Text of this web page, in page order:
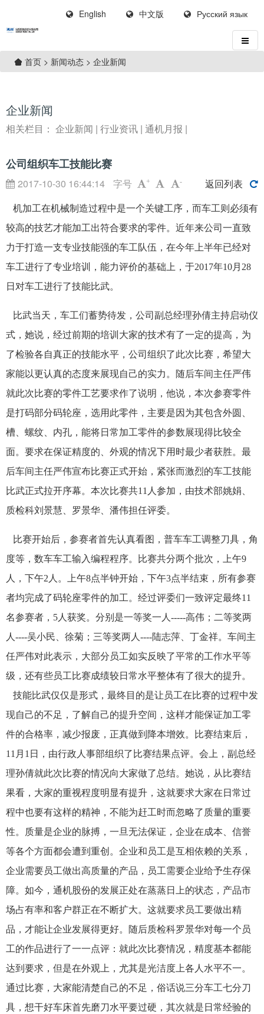
English 中文版 Русский язык
首页 > 新闻动态 > 企业新闻
企业新闻
相关栏目： 企业新闻 | 行业资讯 | 通机月报 |
公司组织车工技能比赛
2017-10-30 16:44:14 字号 + - 返回列表
机加工在机械制造过程中是一个关键工序，而车工则必须有
较高的技艺才能加工出符合要求的零件。近年来公司一直致
力于打造一支专业技能强的车工队伍，在今年上半年已经对
车工进行了专业培训，能力评价的基础上，于2017年10月28
日对车工进行了技能比武。
比武当天，车工们蓄势待发，公司副总经理孙倩主持启动仪
式，她说，经过前期的培训大家的技术有了一定的提高，为
了检验各自真正的技能水平，公司组织了此次比赛，希望大
家能以更认真的态度来展现自己的实力。随后车间主任严伟
就此次比赛的零件工艺要求作了说明，他说，本次参赛零件
是打码部分码轮座，选用此零件，主要是因为其包含外圆、
槽、螺纹、内孔，能将日常加工零件的参数展现得比较全
面。要求在保证精度的、外观的情况下用时最少者获胜。最
后车间主任严伟宣布比赛正式开始，紧张而激烈的车工技能
比武正式拉开序幕。本次比赛共11人参加，由技术部姚娟、
质检科刘景慧、罗景华、潘伟担任评委。
比赛开始后，参赛者首先认真看图，普车车工调整刀具，角
度等，数车车工输入编程程序。比赛共分两个批次，上午9
人，下午2人。上午8点半钟开始，下午3点半结束，所有参赛
者均完成了码轮座零件的加工。经过评委们一致评定最终11
名参赛者，5人获奖。分别是一等奖一人-----高伟；二等奖两
人----吴小民、徐菊；三等奖两人----陆志萍、丁金祥。车间主
任严伟对此表示，大部分员工如实反映了平常的工作水平等
级，还有些员工比赛成绩较日常水平整体有了很大的提升。
技能比武仅仅是形式，最终目的是让员工在比赛的过程中发
现自己的不足，了解自己的提升空间，这样才能保证加工零
件的合格率，减少报废，正真做到降本增效。比赛结束后，
11月1日，由行政人事部组织了比赛结果点评。会上，副总经
理孙倩就此次比赛的情况向大家做了总结。她说，从比赛结
果看，大家的重视程度明显有提升，这就要求大家在日常过
程中也要有这样的精神，不能为赶工时而忽略了质量的重要
性。质量是企业的脉搏，一旦无法保证，企业在成本、信誉
等各个方面都会遭到重创。企业和员工是互相依赖的关系，
企业需要员工做出高质量的产品，员工需要企业给予生存保
障。如今，通机股份的发展正处在蒸蒸日上的状态，产品市
场占有率和客户群正在不断扩大。这就要求员工要做出精
品，才能让企业发展得更好。随后质检科罗景华对每一个员
工的作品进行了一一点评：就此次比赛情况，精度基本都能
达到要求，但是在外观上，尤其是光洁度上各人水平不一。
通过比赛，大家能清楚自己的不足，俗话说三分车工七分刀
具，想干好车床首先磨刀水平要过硬，其次就是日常经验的